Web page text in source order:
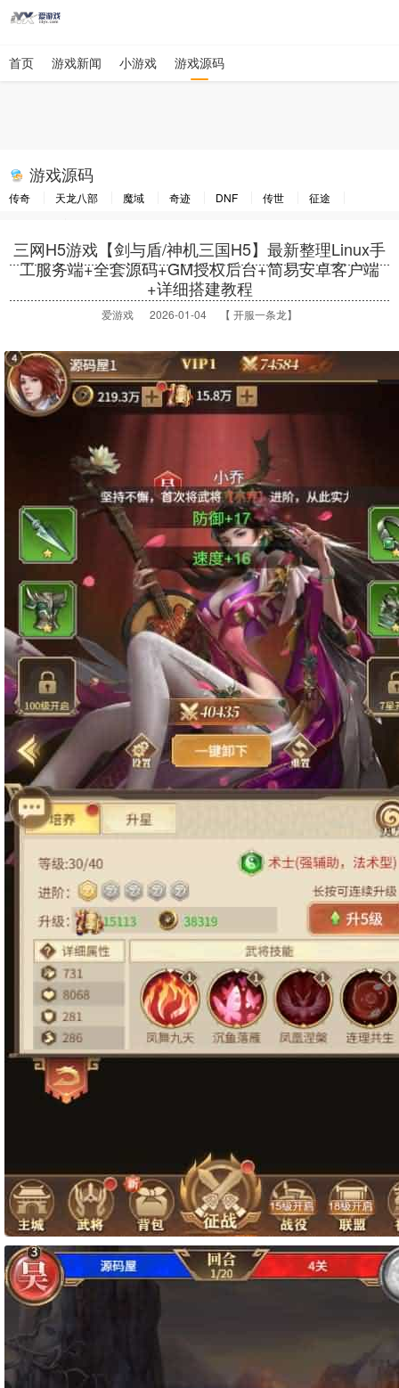
首页 游戏新闻 小游戏 游戏源码
游戏源码
传奇 天龙八部 魔域 奇迹 DNF 传世
征途
三网H5游戏【剑与盾/神机三国H5】最新整理Linux手
工服务端+全套源码+GM授权后台+简易安卓客户端
+详细搭建教程
爱游戏 2026-01-04 【 开服一条龙】